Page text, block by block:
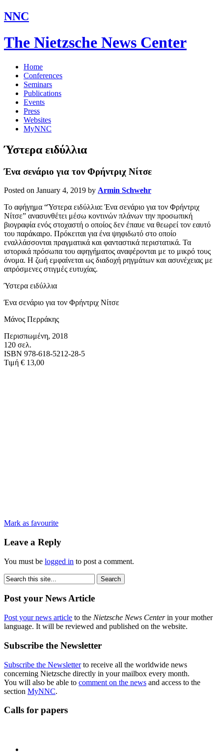
NNC
The Nietzsche News Center
Home
Conferences
Seminars
Publications
Events
Press
Websites
MyNNC
Ύστερα ειδύλλια
Ένα σενάριο για τον Φρήντριχ Νίτσε
Posted on January 4, 2019 by Armin Schwehr
Το αφήγημα “Ύστερα ειδύλλια: Ένα σενάριο για τον Φρήντριχ
Νίτσε” ανασυνθέτει μέσω κοντινών πλάνων την προσωπική
βιογραφία ενός στοχαστή ο οποίος δεν έπαυε να θεωρεί τον εαυτό
του παράκαιρο. Πρόκειται για ένα ψηφιδωτό στο οποίο
εναλλάσσονται πραγματικά και φανταστικά περιστατικά. Τα
ιστορικά πρόσωπα του αφηγήματος αναφέρονται με το μικρό τους
όνομα. Η ζωή εμφαίνεται ως διαδοχή ρηγμάτων και ασυνέχειας με
απρόσμενες στιγμές ευτυχίας.
Ύστερα ειδύλλια
Ένα σενάριο για τον Φρήντριχ Νίτσε
Μάνος Περράκης
Περισπωμένη, 2018
120 σελ.
ISBN 978-618-5212-28-5
Τιμή € 13,00
Mark as favourite
Leave a Reply
You must be logged in to post a comment.
Post your News Article
Post your news article to the Nietzsche News Centerin your mother
language. It will be reviewed and published on the website.
Subscribe the Newsletter
Subscribe the Newsletterto receive all the worldwide news
concerning Nietzsche directly in your mailbox every month.
You will also be able to comment on the news and access to the
section MyNNC.
Calls for papers